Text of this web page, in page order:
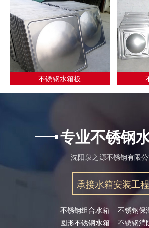
不锈钢水箱板
专业不锈钢
沈阳泉之源不锈钢有限
承接水箱安装工程
不锈钢组合水箱
圆形不锈钢水箱
不锈钢保
不锈钢消